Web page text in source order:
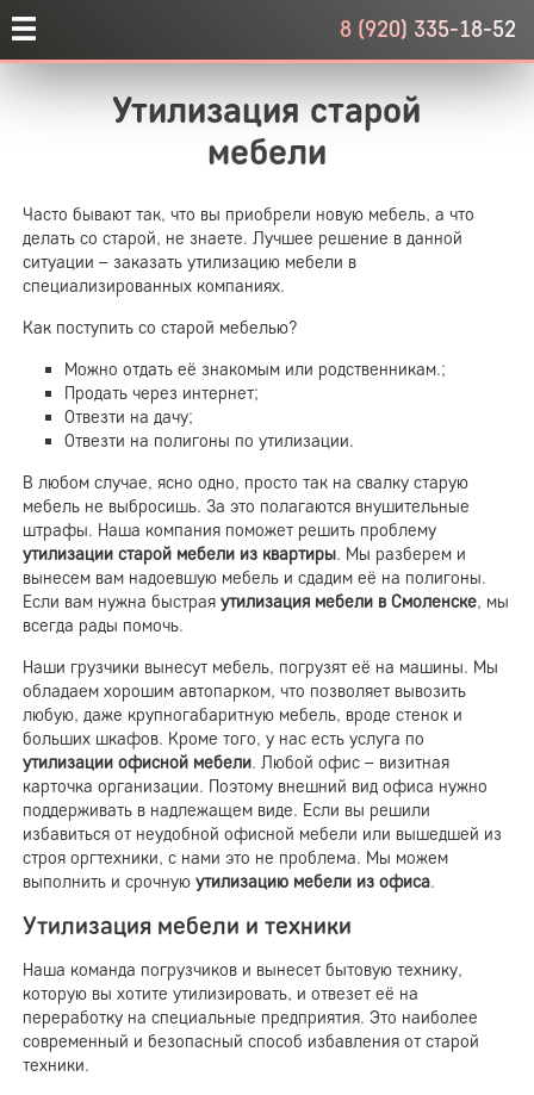
8 (920) 335-18-52
Утилизация старой
мебели
Часто бывают так, что вы приобрели новую мебель, а что
делать со старой, не знаете. Лучшее решение в данной
ситуации – заказать утилизацию мебели в
специализированных компаниях.
Как поступить со старой мебелью?
Можно отдать её знакомым или родственникам.;
Продать через интернет;
Отвезти на дачу;
Отвезти на полигоны по утилизации.
В любом случае, ясно одно, просто так на свалку старую
мебель не выбросишь. За это полагаются внушительные
штрафы. Наша компания поможет решить проблему
утилизации старой мебели из квартиры. Мы разберем и
вынесем вам надоевшую мебель и сдадим её на полигоны.
Если вам нужна быстраяутилизация мебели в Смоленске, мы
всегда рады помочь.
Наши грузчики вынесут мебель, погрузят её на машины. Мы
обладаем хорошим автопарком, что позволяет вывозить
любую, даже крупногабаритную мебель, вроде стенок и
больших шкафов. Кроме того, у нас есть услуга по
утилизации офисной мебели. Любой офис – визитная
карточка организации. Поэтому внешний вид офиса нужно
поддерживать в надлежащем виде. Если вы решили
избавиться от неудобной офисной мебели или вышедшей из
строя оргтехники, с нами это не проблема. Мы можем
выполнить и срочнуюутилизацию мебели из офиса.
Утилизация мебели и техники
Наша команда погрузчиков и вынесет бытовую технику,
которую вы хотите утилизировать, и отвезет её на
переработку на специальные предприятия. Это наиболее
современный и безопасный способ избавления от старой
техники.